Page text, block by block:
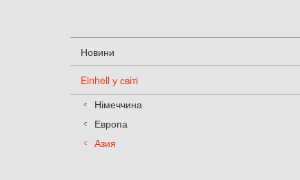
Новини
Einhell у світі
Німеччина
Европа
Азия